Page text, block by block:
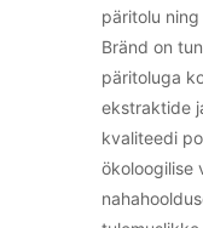
päritolu
Bränd on
päritoluga
ekstraktide
kvaliteedi
ökoloogilise